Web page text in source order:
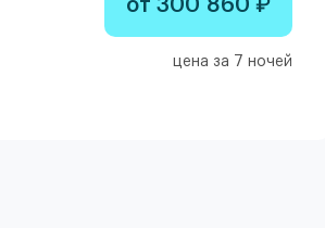
от 300 860 ₽
цена за 7 ночей